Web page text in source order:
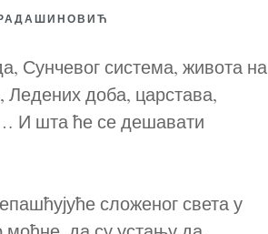
Сунчевог система, живота на
доба, царстава,
И шта ће се дешавати
сложеног света у